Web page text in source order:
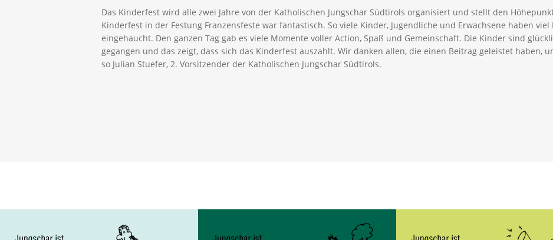
Das Kinderfest wird alle zwei Jahre von der Katholischen Jungschar Südtirols organisiert und stellt den
Kinderfest in der Festung Franzensfeste war fantastisch. So viele Kinder, Jugendliche und Erwachsene haben
eingehaucht. Den ganzen Tag gab es viele Momente voller Action, Spaß und Gemeinschaft. Die Kinder sind
gegangen und das zeigt, dass sich das Kinderfest auszahlt. Wir danken allen, die einen Beitrag geleistet haben,
so Julian Stuefer, 2. Vorsitzender der Katholischen Jungschar Südtirols.